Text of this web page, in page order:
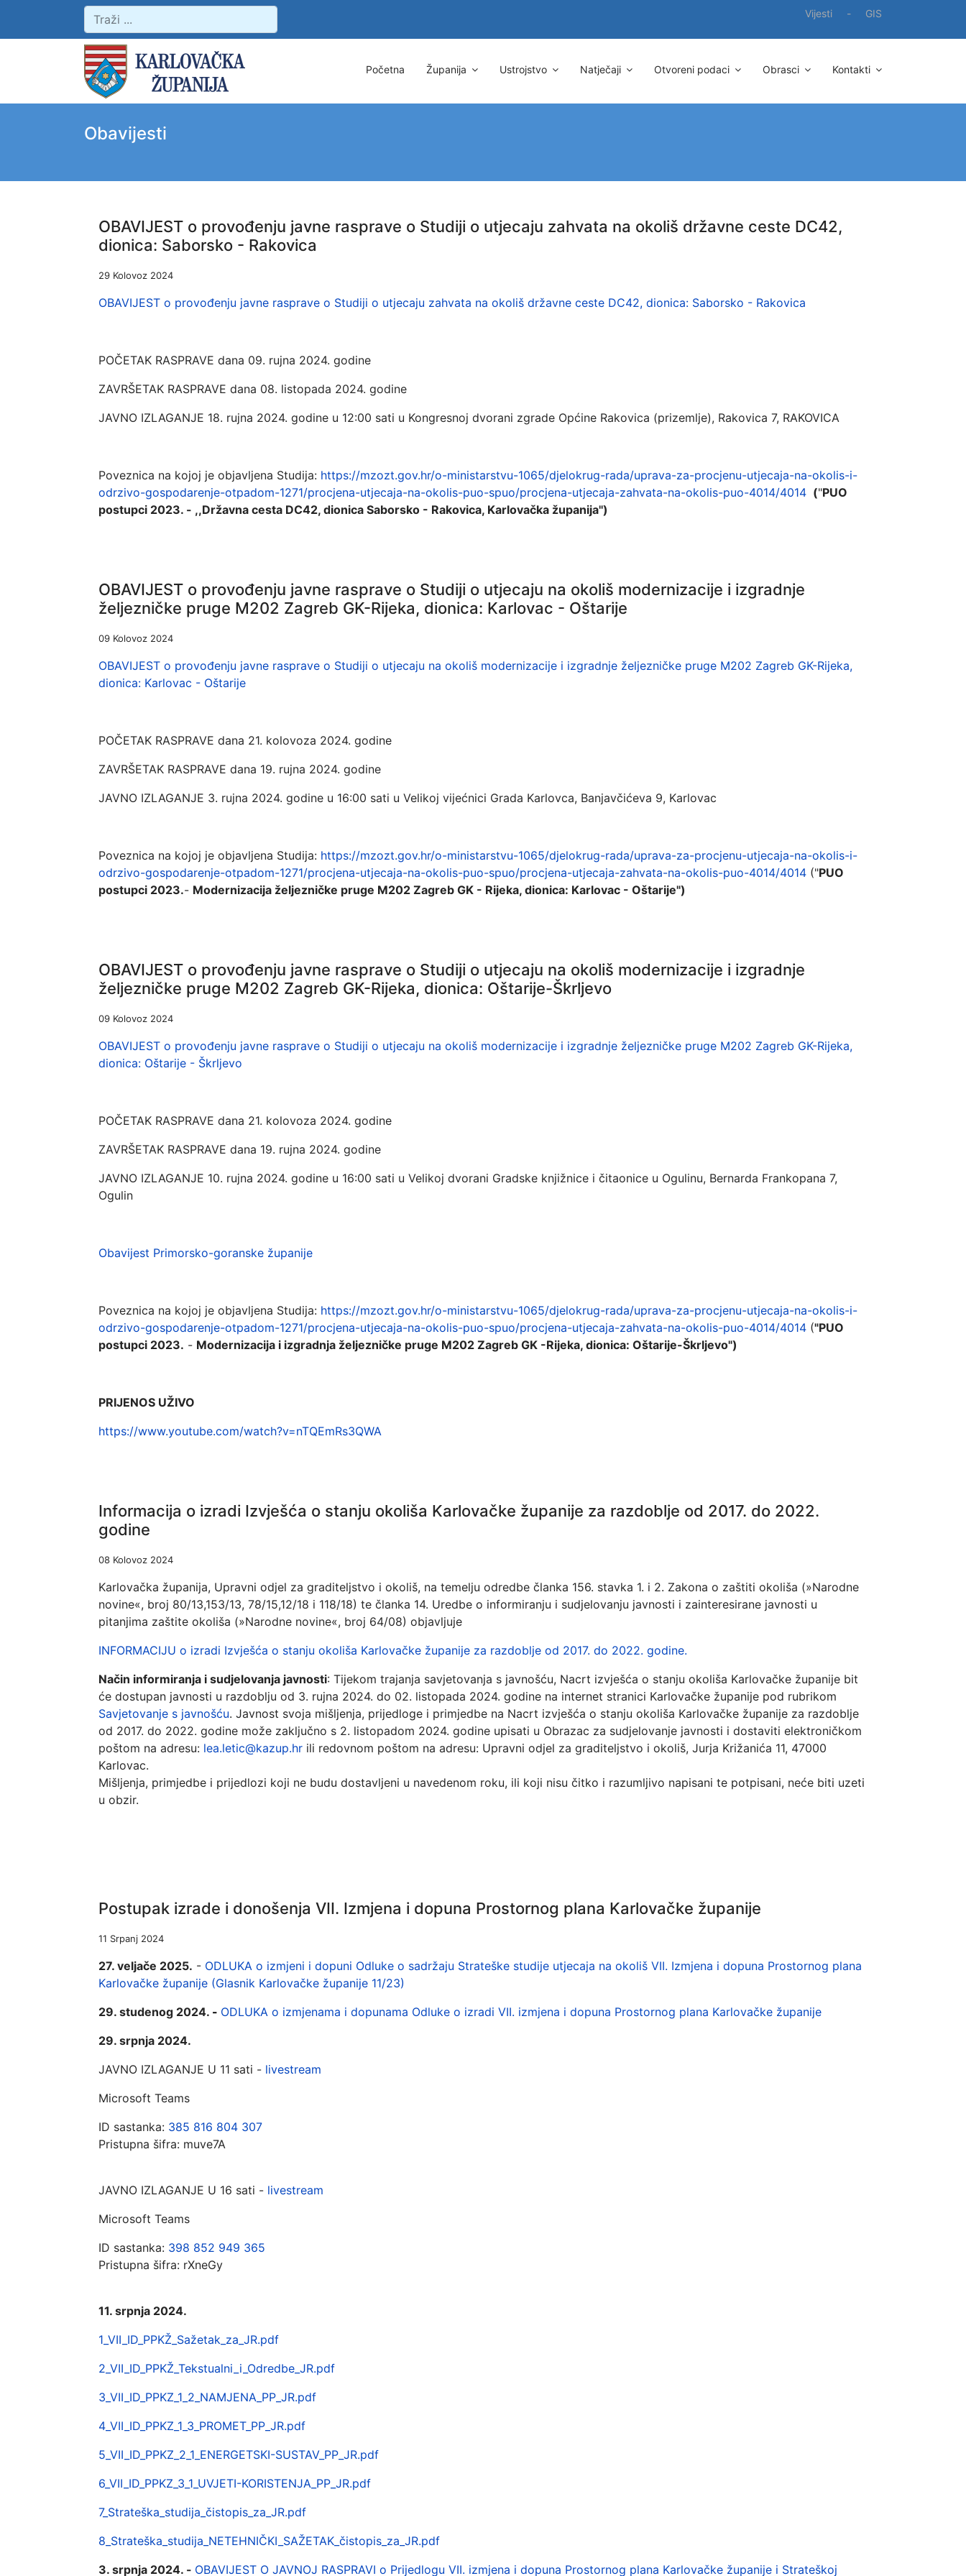
Vijesti - GIS
Početna Županija Ustrojstvo Natječaji Otvoreni podaci Obrasci Kontakti
Obavijesti
OBAVIJEST o provođenju javne rasprave o Studiji o utjecaju zahvata na okoliš državne ceste DC42,
dionica: Saborsko - Rakovica
29 Kolovoz 2024
OBAVIJEST o provođenju javne rasprave o Studiji o utjecaju zahvata na okoliš državne ceste DC42, dionica: Saborsko - Rakovica
POČETAK RASPRAVE dana 09. rujna 2024. godine
ZAVRŠETAK RASPRAVE dana 08. listopada 2024. godine
JAVNO IZLAGANJE 18. rujna 2024. godine u 12:00 sati u Kongresnoj dvorani zgrade Općine Rakovica (prizemlje), Rakovica 7, RAKOVICA
Poveznica na kojoj je objavljena Studija: https://mzozt.gov.hr/o-ministarstvu-1065/djelokrug-rada/uprava-za-procjenu-utjecaja-na-okolis-i-
odrzivo-gospodarenje-otpadom-1271/procjena-utjecaja-na-okolis-puo-spuo/procjena-utjecaja-zahvata-na-okolis-puo-4014/4014 ("PUO
postupci 2023. - ,,Državna cesta DC42, dionica Saborsko - Rakovica, Karlovačka županija'')
OBAVIJEST o provođenju javne rasprave o Studiji o utjecaju na okoliš modernizacije i izgradnje
željezničke pruge M202 Zagreb GK-Rijeka, dionica: Karlovac - Oštarije
09 Kolovoz 2024
OBAVIJEST o provođenju javne rasprave o Studiji o utjecaju na okoliš modernizacije i izgradnje željezničke pruge M202 Zagreb GK-Rijeka,
dionica: Karlovac - Oštarije
POČETAK RASPRAVE dana 21. kolovoza 2024. godine
ZAVRŠETAK RASPRAVE dana 19. rujna 2024. godine
JAVNO IZLAGANJE 3. rujna 2024. godine u 16:00 sati u Velikoj vijećnici Grada Karlovca, Banjavčićeva 9, Karlovac
Poveznica na kojoj je objavljena Studija: https://mzozt.gov.hr/o-ministarstvu-1065/djelokrug-rada/uprava-za-procjenu-utjecaja-na-okolis-i-
odrzivo-gospodarenje-otpadom-1271/procjena-utjecaja-na-okolis-puo-spuo/procjena-utjecaja-zahvata-na-okolis-puo-4014/4014 ("PUO
postupci 2023.- Modernizacija željezničke pruge M202 Zagreb GK - Rijeka, dionica: Karlovac - Oštarije")
OBAVIJEST o provođenju javne rasprave o Studiji o utjecaju na okoliš modernizacije i izgradnje
željezničke pruge M202 Zagreb GK-Rijeka, dionica: Oštarije-Škrljevo
09 Kolovoz 2024
OBAVIJEST o provođenju javne rasprave o Studiji o utjecaju na okoliš modernizacije i izgradnje željezničke pruge M202 Zagreb GK-Rijeka,
dionica: Oštarije - Škrljevo
POČETAK RASPRAVE dana 21. kolovoza 2024. godine
ZAVRŠETAK RASPRAVE dana 19. rujna 2024. godine
JAVNO IZLAGANJE 10. rujna 2024. godine u 16:00 sati u Velikoj dvorani Gradske knjižnice i čitaonice u Ogulinu, Bernarda Frankopana 7,
Ogulin
Obavijest Primorsko-goranske županije
Poveznica na kojoj je objavljena Studija: https://mzozt.gov.hr/o-ministarstvu-1065/djelokrug-rada/uprava-za-procjenu-utjecaja-na-okolis-i-
odrzivo-gospodarenje-otpadom-1271/procjena-utjecaja-na-okolis-puo-spuo/procjena-utjecaja-zahvata-na-okolis-puo-4014/4014 ("PUO
postupci 2023. - Modernizacija i izgradnja željezničke pruge M202 Zagreb GK -Rijeka, dionica: Oštarije-Škrljevo")
PRIJENOS UŽIVO
https://www.youtube.com/watch?v=nTQEmRs3QWA
Informacija o izradi Izvješća o stanju okoliša Karlovačke županije za razdoblje od 2017. do 2022.
godine
08 Kolovoz 2024
Karlovačka županija, Upravni odjel za graditeljstvo i okoliš, na temelju odredbe članka 156. stavka 1. i 2. Zakona o zaštiti okoliša (»Narodne
novine«, broj 80/13,153/13, 78/15,12/18 i 118/18) te članka 14. Uredbe o informiranju i sudjelovanju javnosti i zainteresirane javnosti u
pitanjima zaštite okoliša (»Narodne novine«, broj 64/08) objavljuje
INFORMACIJU o izradi Izvješća o stanju okoliša Karlovačke županije za razdoblje od 2017. do 2022. godine.
Način informiranja i sudjelovanja javnosti: Tijekom trajanja savjetovanja s javnošću, Nacrt izvješća o stanju okoliša Karlovačke županije bit
će dostupan javnosti u razdoblju od 3. rujna 2024. do 02. listopada 2024. godine na internet stranici Karlovačke županije pod rubrikom
Savjetovanje s javnošću. Javnost svoja mišljenja, prijedloge i primjedbe na Nacrt izvješća o stanju okoliša Karlovačke županije za razdoblje
od 2017. do 2022. godine može zaključno s 2. listopadom 2024. godine upisati u Obrazac za sudjelovanje javnosti i dostaviti elektroničkom
poštom na adresu: lea.letic@kazup.hr ili redovnom poštom na adresu: Upravni odjel za graditeljstvo i okoliš, Jurja Križanića 11, 47000
Karlovac.
Mišljenja, primjedbe i prijedlozi koji ne budu dostavljeni u navedenom roku, ili koji nisu čitko i razumljivo napisani te potpisani, neće biti uzeti
u obzir.
Postupak izrade i donošenja VII. Izmjena i dopuna Prostornog plana Karlovačke županije
11 Srpanj 2024
27. veljače 2025. - ODLUKA o izmjeni i dopuni Odluke o sadržaju Strateške studije utjecaja na okoliš VII. Izmjena i dopuna Prostornog plana
Karlovačke županije (Glasnik Karlovačke županije 11/23)
29. studenog 2024. - ODLUKA o izmjenama i dopunama Odluke o izradi VII. izmjena i dopuna Prostornog plana Karlovačke županije
29. srpnja 2024.
JAVNO IZLAGANJE U 11 sati - livestream
Microsoft Teams
ID sastanka: 385 816 804 307
Pristupna šifra: muve7A
JAVNO IZLAGANJE U 16 sati - livestream
Microsoft Teams
ID sastanka: 398 852 949 365
Pristupna šifra: rXneGy
11. srpnja 2024.
1_VII_ID_PPKŽ_Sažetak_za_JR.pdf
2_VII_ID_PPKŽ_Tekstualni_i_Odredbe_JR.pdf
3_VII_ID_PPKZ_1_2_NAMJENA_PP_JR.pdf
4_VII_ID_PPKZ_1_3_PROMET_PP_JR.pdf
5_VII_ID_PPKZ_2_1_ENERGETSKI-SUSTAV_PP_JR.pdf
6_VII_ID_PPKZ_3_1_UVJETI-KORISTENJA_PP_JR.pdf
7_Strateška_studija_čistopis_za_JR.pdf
8_Strateška_studija_NETEHNIČKI_SAŽETAK_čistopis_za_JR.pdf
3. srpnja 2024. - OBAVIJEST O JAVNOJ RASPRAVI o Prijedlogu VII. izmjena i dopuna Prostornog plana Karlovačke županije i Strateškoj